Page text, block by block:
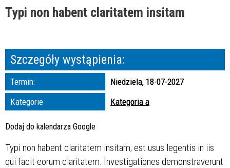
Trwające w
zakresie
Miejsce
Typi non habent claritatem insitam
Szczegóły wystąpienia:
Termin:
Niedziela, 18-07-2027
Kategorie
Kategoria a
Dodaj do kalendarza Google
Typi non habent claritatem insitam; est usus legentis in iis
qui facit eorum claritatem. Investigationes demonstraverunt